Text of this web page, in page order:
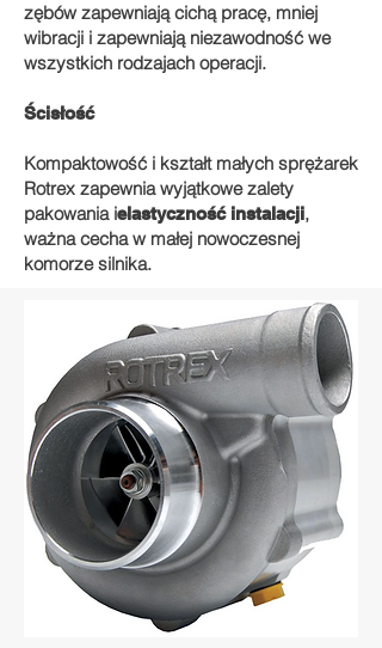
zębów zapewniają cichą pracę, mniej
wibracji i zapewniają niezawodność we
wszystkich rodzajach operacji.
Ścisłość
Kompaktowość i kształt małych sprężarek
Rotrex zapewnia wyjątkowe zalety
pakowania ielastyczność instalacji,
ważna cecha w małej nowoczesnej
komorze silnika.